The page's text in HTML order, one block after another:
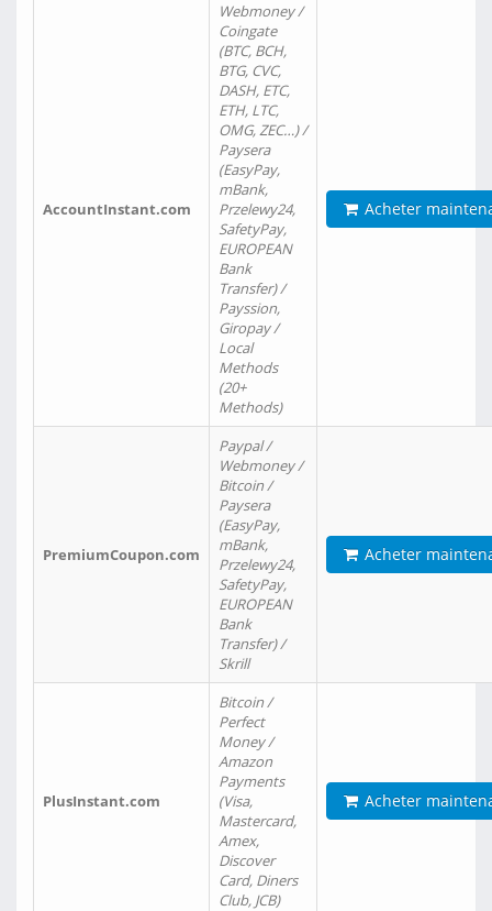
AccountInstant.com
Webmoney /
Coingate
(BTC, BCH,
BTG, CVC,
DASH, ETC,
ETH, LTC,
OMG, ZEC…) /
Paysera
(EasyPay,
mBank,
Przelewy24,
SafetyPay,
EUROPEAN
Bank
Transfer) /
Payssion,
Giropay /
Local
Methods
(20+
Methods)
Acheter
PremiumCoupon.com
Paypal /
Webmoney /
Bitcoin /
Paysera
(EasyPay,
mBank,
Przelewy24,
SafetyPay,
EUROPEAN
Bank
Transfer) /
Skrill
Acheter
PlusInstant.com
Bitcoin /
Perfect
Money /
Amazon
Payments
(Visa,
Mastercard,
Amex,
Discover
Card, Diners
Club, JCB)
Acheter